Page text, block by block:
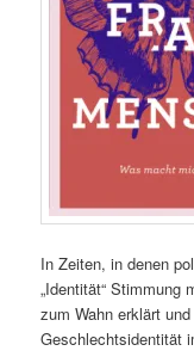
In Zeiten, in denen
„Identität“ Stimmung
zum Wahn erklärt
Geschlechtsidentität